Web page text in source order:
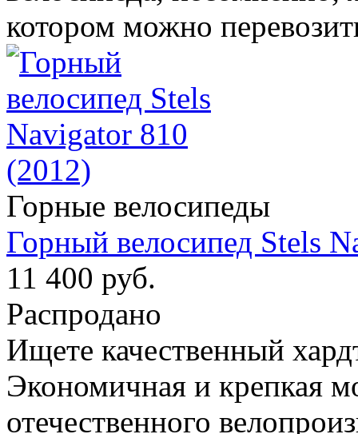
котором можно
Горные велосипеды
Горный велосипед Stels
11 400 руб.
Распродано
Ищете качественный
Экономичная и крепкая
отечественного